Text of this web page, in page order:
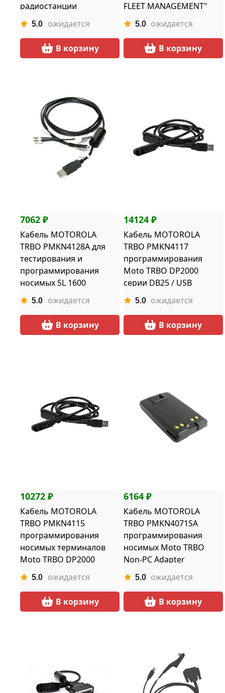
радиостанции
5.0 ожидается
В корзину
FLEET MANAGEMENT"
5.0 ожидается
В корзину
7062 ₽
Кабель MOTOROLA
TRBO PMKN4128A для
тестирования и
программирования
носимых SL 1600
microUSB
5.0 ожидается
В корзину
14124 ₽
Кабель MOTOROLA
TRBO PMKN4117
программирования
Moto TRBO DP2000
серии DB25 / USB
5.0 ожидается
В корзину
10272 ₽
Кабель MOTOROLA
TRBO PMKN4115
программирования
носимых терминалов
Moto TRBO DP2000
серии
5.0 ожидается
В корзину
6164 ₽
Кабель MOTOROLA
TRBO PMKN4071SA
программирования
носимых Moto TRBO
Non-PC Adapter
5.0 ожидается
В корзину